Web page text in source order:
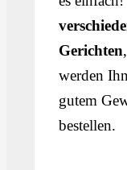
Gerichten
werden
gutem
bestellen.